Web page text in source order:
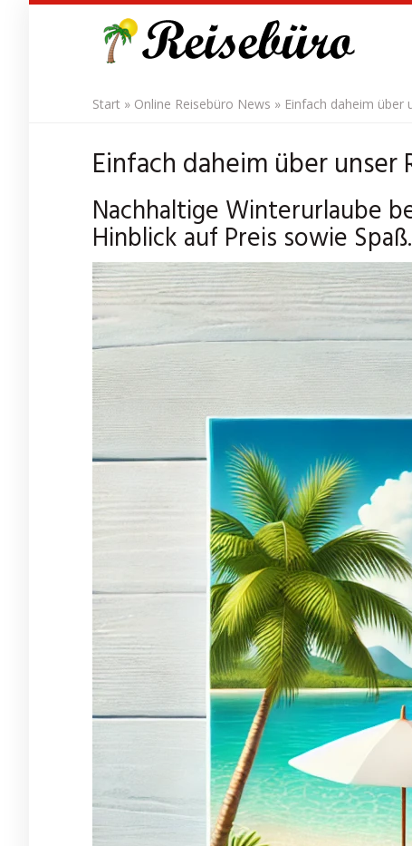
Start » Online Reisebüro News » Einfach daheim über
Einfach daheim über unser
Nachhaltige Winterurlaube
Hinblick auf Preis sowie Spaß.